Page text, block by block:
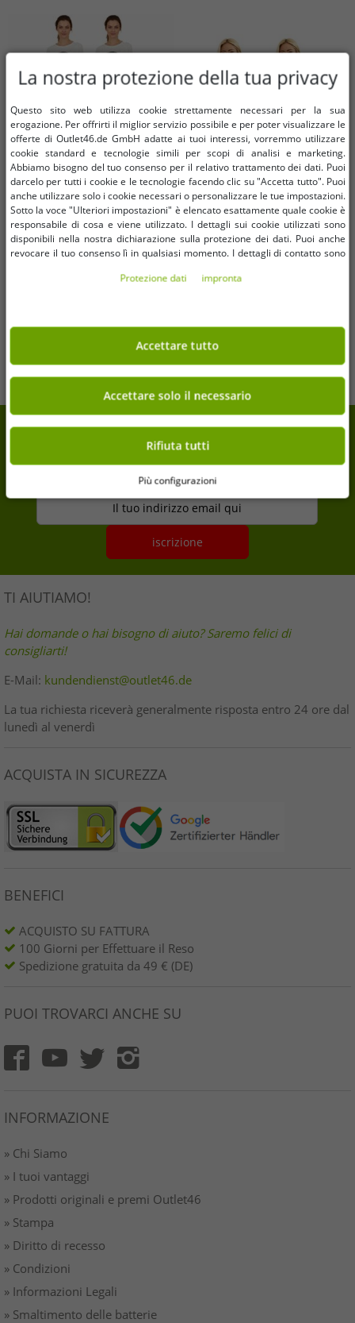
Taglie disponibili
M L
2 pezzi con stampa "Corona e
Prosecco", maglia e pantaloni,
9860552 Grigio/Bianco/Multicolore
15,37 €
Taglie disponibili
38 40 42 44 46 48
con coppa a scelta tra D e F, nero
6,14 €
7% di sconto extra sul tuo acquisto
Il tuo indirizzo email qui
iscrizione
TI AIUTIAMO!
Hai domande o hai bisogno di aiuto? Saremo felici di
consigliarti!
E-Mail: kundendienst@outlet46.de
La tua richiesta riceverà generalmente risposta entro 24 ore dal
lunedì al venerdì
ACQUISTA IN SICUREZZA
BENEFICI
ACQUISTO SU FATTURA
100 Giorni per Effettuare il Reso
Spedizione gratuita da 49 € (DE)
PUOI TROVARCI ANCHE SU
INFORMAZIONE
» Chi Siamo
» I tuoi vantaggi
» Prodotti originali e premi Outlet46
» Stampa
» Diritto di recesso
» Condizioni
» Informazioni Legali
» Smaltimento delle batterie
La nostra protezione della tua privacy
Questo sito web utilizza cookie strettamente necessari per la sua
erogazione. Per offrirti il ​​miglior servizio possibile e per poter visualizzare le
offerte di Outlet46.de GmbH adatte ai tuoi interessi, vorremmo utilizzare
cookie standard e tecnologie simili per scopi di analisi e marketing.
Abbiamo bisogno del tuo consenso per il relativo trattamento dei dati. Puoi
darcelo per tutti i cookie e le tecnologie facendo clic su "Accetta tutto". Puoi
anche utilizzare solo i cookie necessari o personalizzare le tue impostazioni.
Sotto la voce "Ulteriori impostazioni" è elencato esattamente quale cookie è
responsabile di cosa e viene utilizzato. I dettagli sui cookie utilizzati sono
disponibili nella nostra dichiarazione sulla protezione dei dati. Puoi anche
revocare il tuo consenso lì in qualsiasi momento. I dettagli di contatto sono
Protezione dati impronta
Accettare tutto
Accettare solo il necessario
Rifiuta tutti
Più configurazioni